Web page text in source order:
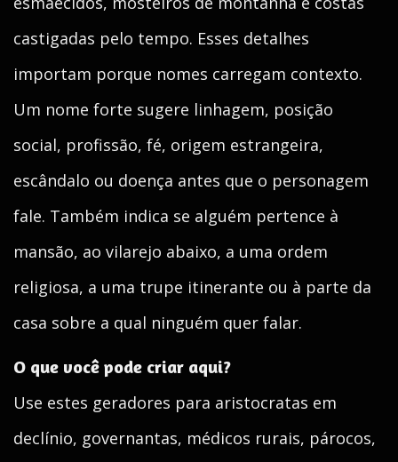
castigadas pelo tempo. Esses detalhes
importam porque nomes carregam contexto.
Um nome forte sugere linhagem, posição
social, profissão, fé, origem estrangeira,
escândalo ou doença antes que o personagem
fale. Também indica se alguém pertence à
mansão, ao vilarejo abaixo, a uma ordem
religiosa, a uma trupe itinerante ou à parte da
casa sobre a qual ninguém quer falar.
O que você pode criar aqui?
Use estes geradores para aristocratas em
declínio, governantas, médicos rurais, párocos,